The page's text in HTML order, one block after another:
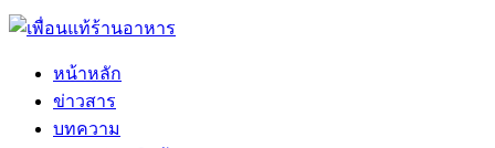
หน้าหลัก
ข่าวสาร
บทความ